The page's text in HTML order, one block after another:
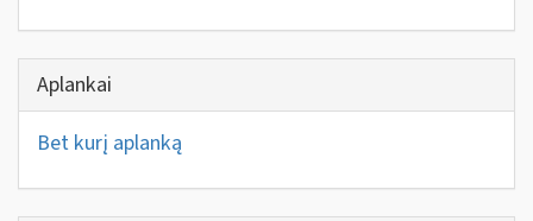
Aplankai
Bet kurį aplanką